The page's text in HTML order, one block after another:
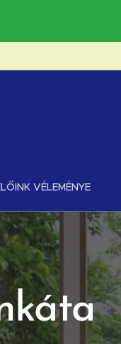
VÉLEMÉNYE